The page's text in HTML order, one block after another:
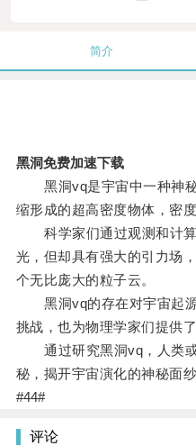
简介
黑洞免费加速下载
黑洞vq是宇宙中一种神秘
缩形成的超高密度物体，密
科学家们通过观测和计算
光，但却具有强大的引力场
个无比庞大的粒子云。
黑洞vq的存在对宇宙起源
挑战，也为物理学家们提供
通过研究黑洞vq，人类或
秘，揭开宇宙演化的神秘面纱
#44#
评论